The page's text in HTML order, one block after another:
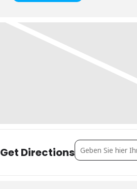
Get DirectionsAddress - Die